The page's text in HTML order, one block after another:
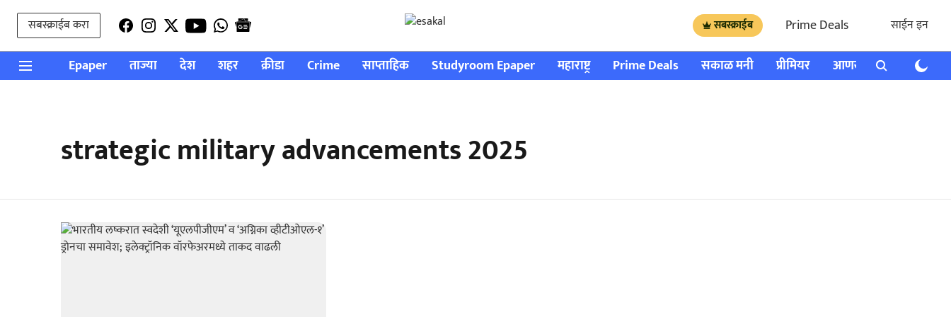
सबस्क्राईब करा सबस्क्राईब Prime Deals साईन इन
Epaper ताज्या देश शहर क्रीडा Crime साप्ताहिक Studyroom Epaper महाराष्ट्र Prime Deals सकाळ मनी प्रीमियर आणखी राशी भविष्य
strategic military advancements 2025